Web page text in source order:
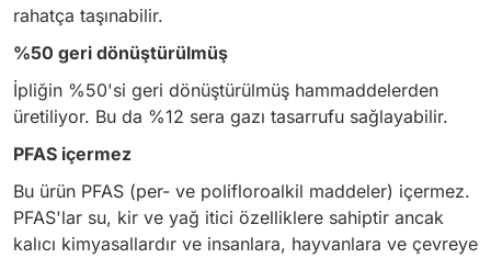
rahatça taşınabilir.
%50 geri dönüştürülmüş
İpliğin %50'si geri dönüştürülmüş hammaddelerden
üretiliyor. Bu da %12 sera gazı tasarrufu sağlayabilir.
PFAS içermez
Bu ürün PFAS (per- ve polifloroalkil maddeler) içermez.
PFAS'lar su, kir ve yağ itici özelliklere sahiptir ancak
kalıcı kimyasallardır ve insanlara, hayvanlara ve çevreye